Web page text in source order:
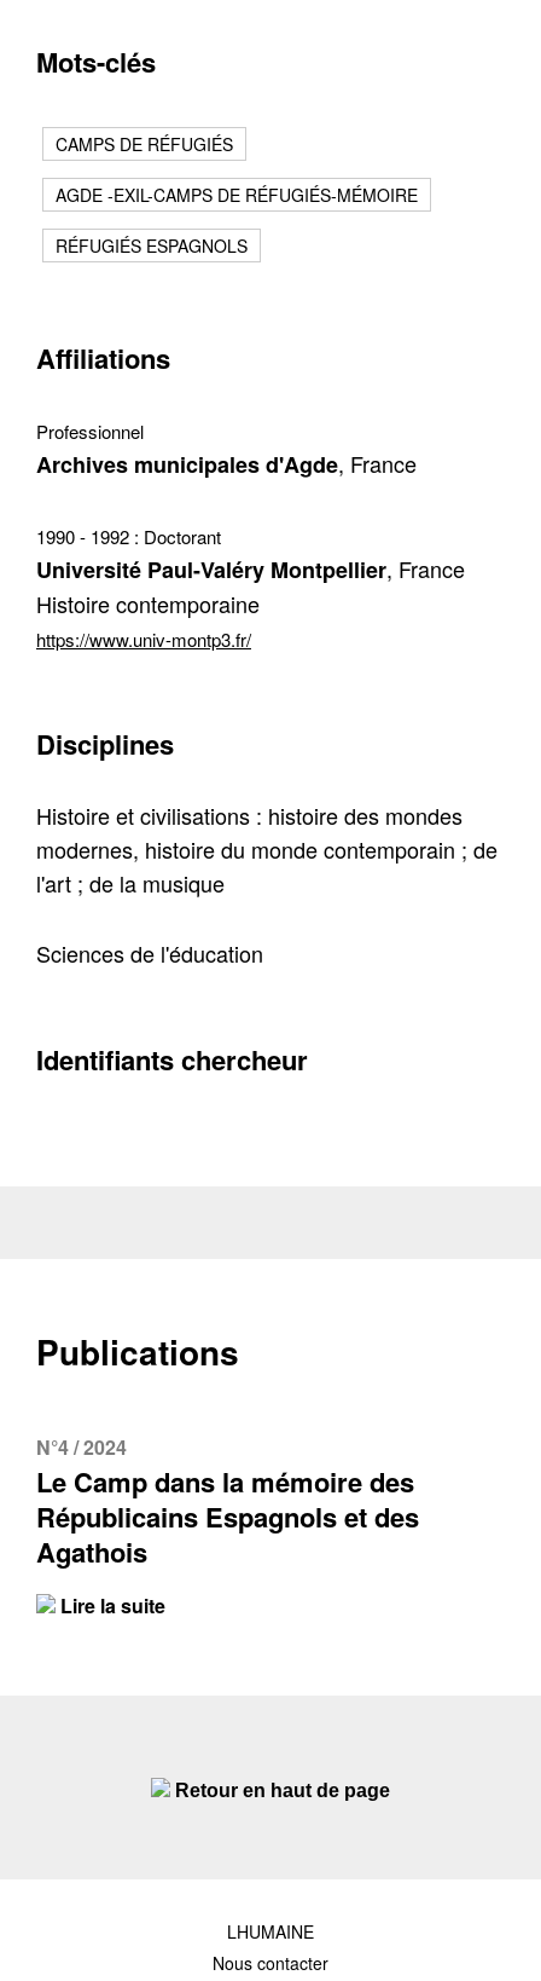
Mots-clés
CAMPS DE RÉFUGIÉS
AGDE -EXIL-CAMPS DE RÉFUGIÉS-MÉMOIRE
RÉFUGIÉS ESPAGNOLS
Affiliations
Professionnel
Archives municipales d'Agde, France
1990 - 1992 : Doctorant
Université Paul-Valéry Montpellier, France
Histoire contemporaine
https://www.univ-montp3.fr/
Disciplines
Histoire et civilisations : histoire des mondes
modernes, histoire du monde contemporain ; de
l'art ; de la musique
Sciences de l'éducation
Identifiants chercheur
Publications
N°4 / 2024
Le Camp dans la mémoire des
Républicains Espagnols et des
Agathois
Lire la suite
Contacter
Récupération de l'adresse e-mail
Retour en haut de page
LHUMAINE
Nous contacter